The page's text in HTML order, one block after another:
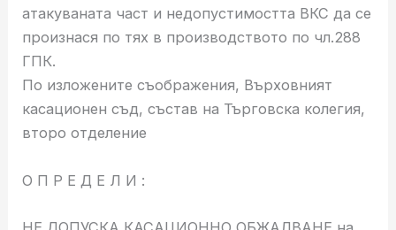
атакуваната част и недопустимостта ВКС да се
произнася по тях в производството по чл.288
ГПК.
По изложените съображения, Върховният
касационен съд, състав на Търговска колегия,
второ отделение
О П Р Е Д Е Л И :